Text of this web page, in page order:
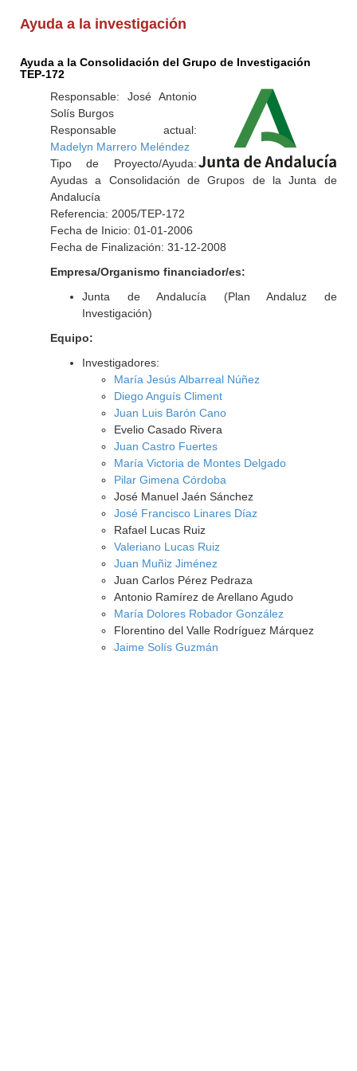
Ayuda a la investigación
Ayuda a la Consolidación del Grupo de Investigación
TEP-172
Responsable: José Antonio
Solís Burgos
Responsable actual:
Madelyn Marrero Meléndez
Tipo de Proyecto/Ayuda:
Ayudas a Consolidación de Grupos de la Junta de
Andalucía
Referencia: 2005/TEP-172
Fecha de Inicio: 01-01-2006
Fecha de Finalización: 31-12-2008
Empresa/Organismo financiador/es:
Junta de Andalucía (Plan Andaluz de
Investigación)
Equipo:
Investigadores:
María Jesús Albarreal Núñez
Diego Anguís Climent
Juan Luis Barón Cano
Evelio Casado Rivera
Juan Castro Fuertes
María Victoria de Montes Delgado
Pilar Gimena Córdoba
José Manuel Jaén Sánchez
José Francisco Linares Díaz
Rafael Lucas Ruiz
Valeriano Lucas Ruiz
Juan Muñiz Jiménez
Juan Carlos Pérez Pedraza
Antonio Ramírez de Arellano Agudo
María Dolores Robador González
Florentino del Valle Rodríguez Márquez
Jaime Solís Guzmán